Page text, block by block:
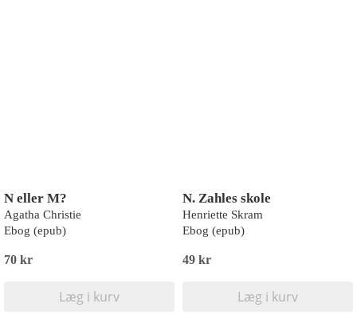
N eller M?
Agatha Christie
Ebog (epub)
70 kr
Læg i kurv
N. Zahles skole
Henriette Skram
Ebog (epub)
49 kr
Læg i kurv